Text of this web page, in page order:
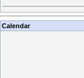
Calendar